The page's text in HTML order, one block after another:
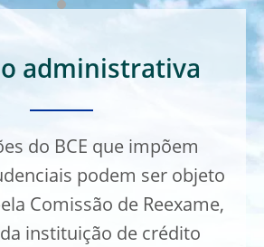
administrativa
do BCE que impõem
podem ser objeto
Comissão de Reexame,
instituição de crédito